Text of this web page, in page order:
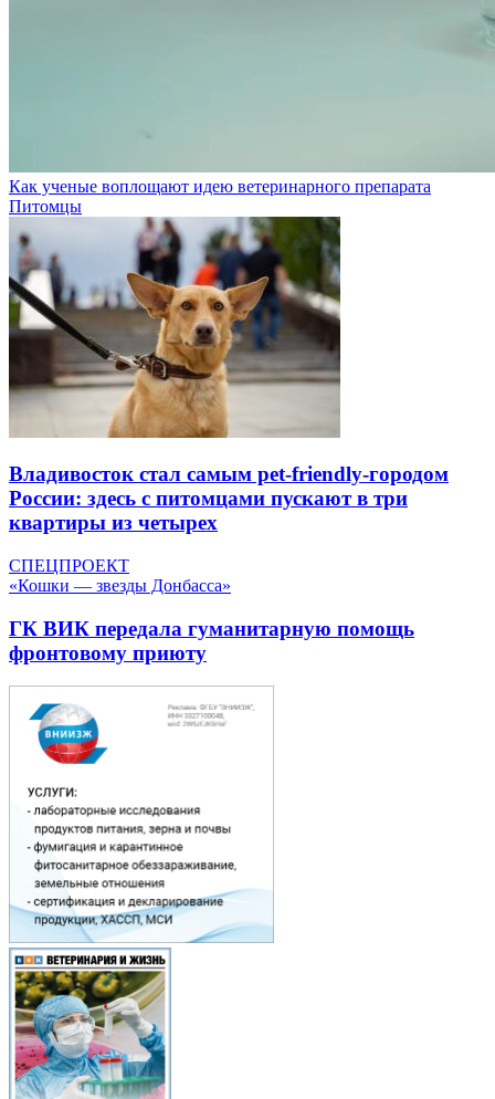
Как ученые воплощают идею ветеринарного препарата
Питомцы
Владивосток стал самым pet-friendly-городом
России: здесь с питомцами пускают в три
квартиры из четырех
СПЕЦПРОЕКТ
«Кошки — звезды Донбасса»
ГК ВИК передала гуманитарную помощь
фронтовому приюту